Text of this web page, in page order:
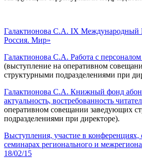
Галактионова С.А. IX Международный
Россия. Мир»
Галактионова С.А. Работа с персоналом
(выступление на оперативном
структурными подразделениями при
Галактионова С.А. Книжный фонд
актуальность, востребованность
оперативном совещании заведующих
подразделениями при директоре).
Выступления, участие в конференциях,
семинарах регионального и
18/02/15